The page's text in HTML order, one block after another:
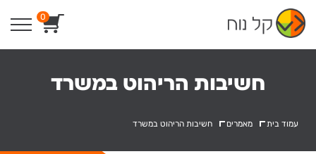
content
0
חשיבות הריהוט במשרד
עמוד בית מאמרים חשיבות הריהוט במשרד